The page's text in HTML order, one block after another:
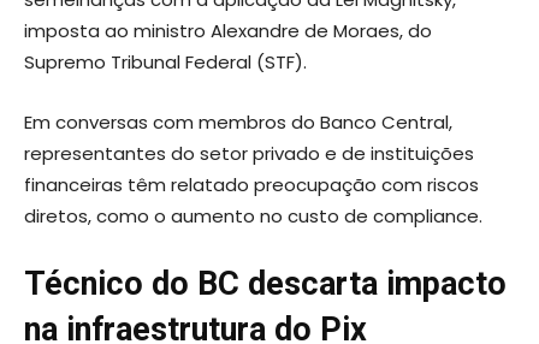
imposta ao ministro Alexandre de Moraes, do
Supremo Tribunal Federal (STF).
Em conversas com membros do Banco Central,
representantes do setor privado e de instituições
financeiras têm relatado preocupação com riscos
diretos, como o aumento no custo de compliance.
Técnico do BC descarta impacto
na infraestrutura do Pix